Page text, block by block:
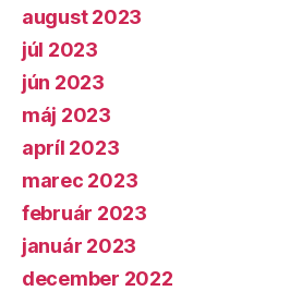
august 2023
júl 2023
jún 2023
máj 2023
apríl 2023
marec 2023
február 2023
január 2023
december 2022